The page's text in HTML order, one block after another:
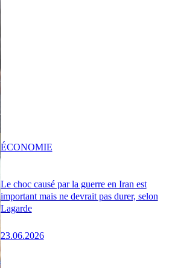
Le choc causé par la guerre en Iran est
important mais ne devrait pas durer, selon
Lagarde
23.06.2026
ÉCONOMIE